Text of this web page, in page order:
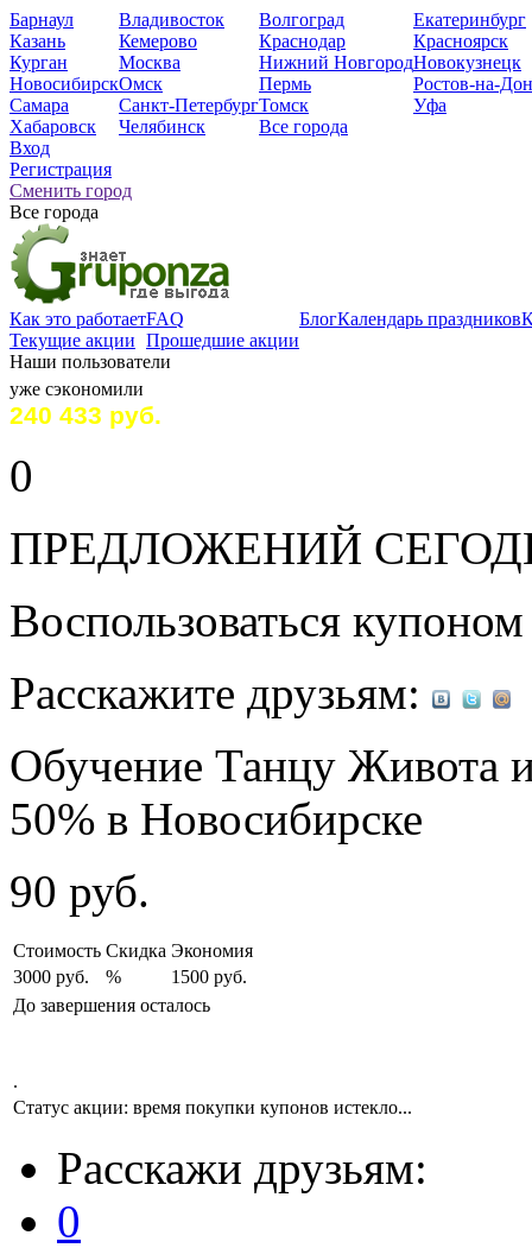
Барнаул Владивосток Волгоград
Екатеринбург
Казань
Кемерово Краснодар
Красноярск
Курган
Москва Нижний НовгородНовокузнецк
НовосибирскОмск Пермь
Ростов-на-
Самара
Санкт-ПетербургТомск
Уфа
Хабаровск
Челябинск
Все города
Вход
Регистрация
Сменить город
Все города
Как это работаетFAQ БлогКалендарь праздников
Текущие акции Прошедшие акции
Наши пользователи
уже сэкoномили
240 433 руб.
0
ПРЕДЛОЖЕНИЙ
Воспользоваться
Расскажите друзьям:
Обучение Танцу Живота
50% в Новосибирске
90 руб.
Стоимость Скидка Экономия
3000 руб.
%
1500 руб.
До завершения осталось
.
Статус акции: время покупки купонов истекло...
Расскажи друзьям:
0